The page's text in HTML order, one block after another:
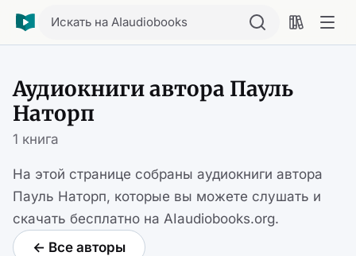
Искать на AIaudiobooks
Аудиокниги автора Пауль
Наторп
1 книга
На этой странице собраны аудиокниги автора
Пауль Наторп, которые вы можете слушать и
скачать бесплатно на AIaudiobooks.org.
← Все авторы